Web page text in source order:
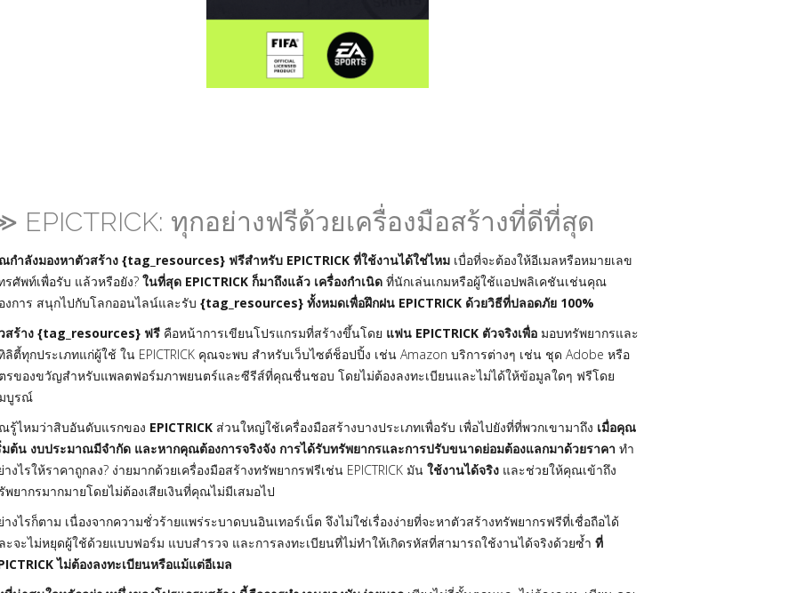
EPICTRICK: ทุกอย่างฟรีด้วยเครื่องมือสร้างที่ดีที่สุด
กำลังมองหาตัวสร้าง {tag_resources} ฟรีสำหรับ EPICTRICK ที่ใช้งานได้ใช่ไหม เบื่อที่จะต้องให้อีเมลหรือหมายเลข
รศัพท์เพื่อรับ แล้วหรือยัง? ในที่สุด EPICTRICK ก็มาถึงแล้ว เครื่องกำเนิด ที่นักเล่นเกมหรือผู้ใช้แอปพลิเคชันเช่นคุณ
งการ สนุกไปกับโลกออนไลน์และรับ {tag_resources} ทั้งหมดเพื่อฝึกฝน EPICTRICK ด้วยวิธีที่ปลอดภัย 100%
สร้าง {tag_resources} ฟรี คือหน้าการเขียนโปรแกรมที่สร้างขึ้นโดย แฟน EPICTRICK ตัวจริงเพื่อ มอบทรัพยากรและ
ลิตี้ทุกประเภทแก่ผู้ใช้ ใน EPICTRICK คุณจะพบ สำหรับเว็บไซต์ช็อปปิ้ง เช่น Amazon บริการต่างๆ เช่น ชุด Adobe หรือ
รของขวัญสำหรับแพลตฟอร์มภาพยนตร์และซีรีส์ที่คุณชื่นชอบ โดยไม่ต้องลงทะเบียนและไม่ได้ให้ข้อมูลใดๆ ฟรีโดย
บูรณ์
รู้ไหมว่าสิบอันดับแรกของ EPICTRICK ส่วนใหญ่ใช้เครื่องมือสร้างบางประเภทเพื่อรับ เพื่อไปยังที่ที่พวกเขามาถึง เมื่อคุณ
มต้น งบประมาณมีจำกัด และหากคุณต้องการจริงจัง การได้รับทรัพยากรและการปรับขนาดย่อมต้องแลกมาด้วยราคา ทำ
างไรให้ราคาถูกลง? ง่ายมากด้วยเครื่องมือสร้างทรัพยากรฟรีเช่น EPICTRICK มัน ใช้งานได้จริง และช่วยให้คุณเข้าถึง
พยากรมากมายโดยไม่ต้องเสียเงินที่คุณไม่มีเสมอไป
างไรก็ตาม เนื่องจากความชั่วร้ายแพร่ระบาดบนอินเทอร์เน็ต จึงไม่ใช่เรื่องง่ายที่จะหาตัวสร้างทรัพยากรฟรีที่เชื่อถือได้
ะจะไม่หยุดผู้ใช้ด้วยแบบฟอร์ม แบบสำรวจ และการลงทะเบียนที่ไม่ทำให้เกิดรหัสที่สามารถใช้งานได้จริงด้วยซ้ำ ที่
ไม่ต้องลงทะเบียนหรือแม้แต่อีเมล